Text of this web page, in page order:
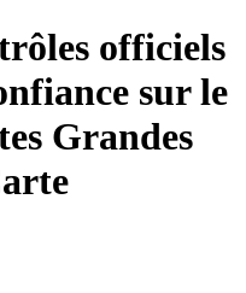
officiels
sur le
Grandes